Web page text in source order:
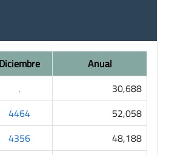
Diciembre
Anual
.
30,688
4464
52,058
4356
48,188